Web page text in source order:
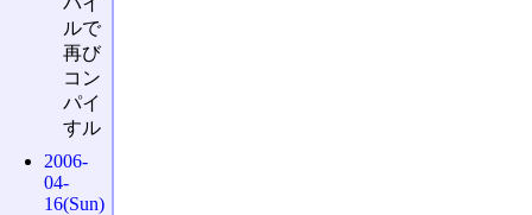
ルで
再び
コン
パイ
すル
2006-
04-
16(Sun)